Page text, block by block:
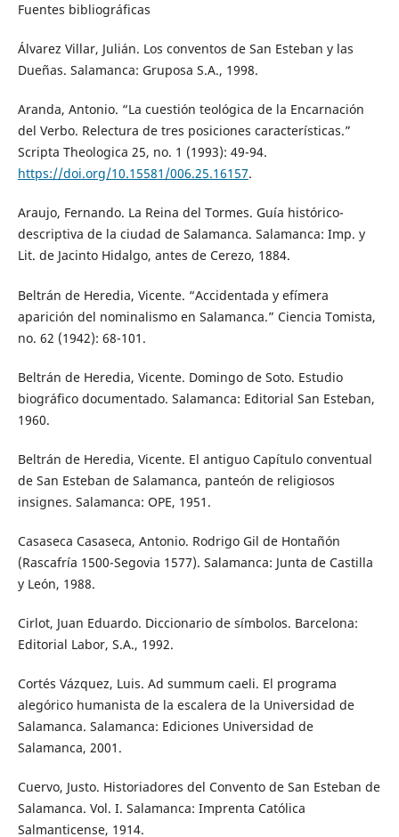
Fuentes bibliográficas
Álvarez Villar, Julián. Los conventos de San Esteban y las
Dueñas. Salamanca: Gruposa S.A., 1998.
Aranda, Antonio. “La cuestión teológica de la Encarnación
del Verbo. Relectura de tres posiciones características.”
Scripta Theologica 25, no. 1 (1993): 49-94.
https://doi.org/10.15581/006.25.16157.
Araujo, Fernando. La Reina del Tormes. Guía histórico-
descriptiva de la ciudad de Salamanca. Salamanca: Imp. y
Lit. de Jacinto Hidalgo, antes de Cerezo, 1884.
Beltrán de Heredia, Vicente. “Accidentada y efímera
aparición del nominalismo en Salamanca.” Ciencia Tomista,
no. 62 (1942): 68-101.
Beltrán de Heredia, Vicente. Domingo de Soto. Estudio
biográfico documentado. Salamanca: Editorial San Esteban,
1960.
Beltrán de Heredia, Vicente. El antiguo Capítulo conventual
de San Esteban de Salamanca, panteón de religiosos
insignes. Salamanca: OPE, 1951.
Casaseca Casaseca, Antonio. Rodrigo Gil de Hontañón
(Rascafría 1500-Segovia 1577). Salamanca: Junta de Castilla
y León, 1988.
Cirlot, Juan Eduardo. Diccionario de símbolos. Barcelona:
Editorial Labor, S.A., 1992.
Cortés Vázquez, Luis. Ad summum caeli. El programa
alegórico humanista de la escalera de la Universidad de
Salamanca. Salamanca: Ediciones Universidad de
Salamanca, 2001.
Cuervo, Justo. Historiadores del Convento de San Esteban de
Salamanca. Vol. I. Salamanca: Imprenta Católica
Salmanticense, 1914.